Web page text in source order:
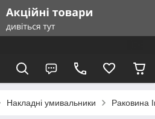
Накладні умивальники Раковина